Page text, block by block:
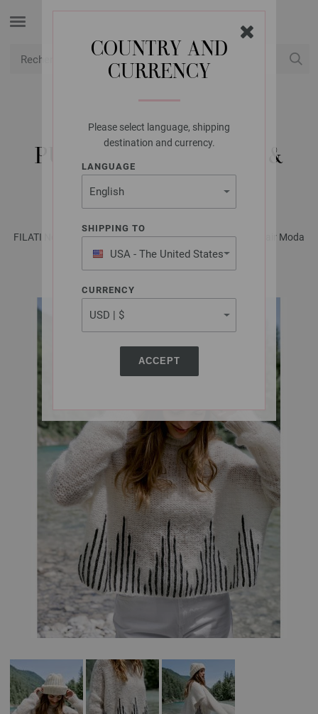
COUNTRY AND
CURRENCY
Please select language, shipping
destination and currency.
LANGUAGE
SHIPPING TO
USA - The United States
of America
CURRENCY
ACCEPT
LANA GROSSA
PULL MOHAIR MODA &
COOL MERINO
FILATI No. 66 (Herbst/Winter 2023/24) | Modèle 20 / Mohair Moda
modèle 6